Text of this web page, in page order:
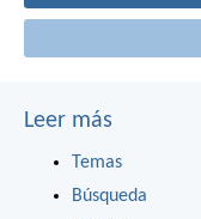
Leer más
Temas
Búsqueda